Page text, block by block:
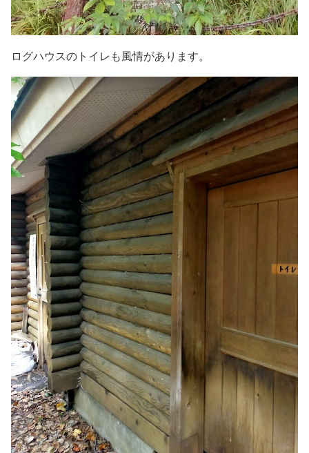
ログハウスのトイレも風情があります。